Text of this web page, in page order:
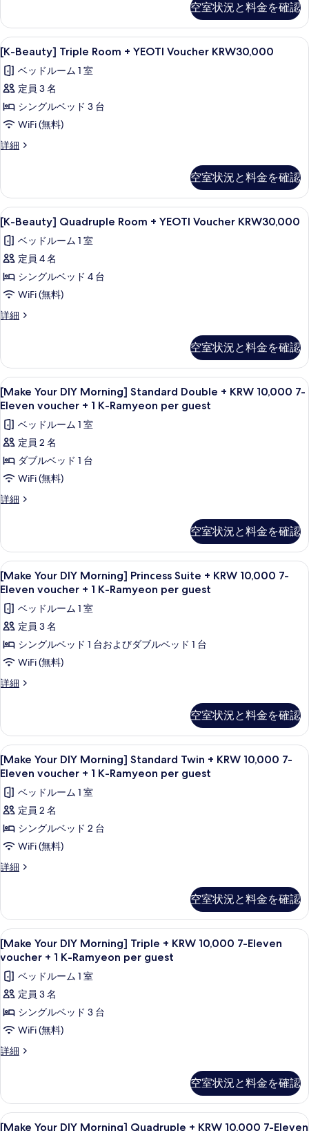
る
す
べ
て
の
写
真
を
表
る
+
YEOTI
Voucher
KRW30,000
の
詳
空室状況と料金を確認
[K-
Beauty]
Triple
Room
+
YEOTI
Voucher
KRW30,000
す
べ
て
の
写
真
を
表
る
セーフティボックス (室内)、デスク
7
[K-Beauty] Triple Room + YEOTI Voucher KRW30,000
ベッドルーム 1 室
定員 3 名
シングルベッド 3 台
WiFi (無料)
詳細
[K-
+
YEOTI
Voucher
KRW30,000
の
詳
空室状況と料金を確認
[K-
Beauty]
Quadruple
Room
+
YEOTI
Voucher
KRW30,000
す
べ
て
の
写
真
を
表
示
る
セーフティボックス (室内)、デスク
9
[K-Beauty] Quadruple Room + YEOTI Voucher KRW30,000
ベッドルーム 1 室
定員 4 名
シングルベッド 4 台
WiFi (無料)
詳細
[K-
+
YEOTI
Voucher
KRW30,000
詳
細
空室状況と料金を確認
[Make
Your
DIY
Morning]
Standard
Double
+
KRW
Eleven
voucher
+
1
K-
Ramyeon
per
guest
の
す
て
の
写
真
を
表
示
す
る
セーフティボックス (室内)、デスク
9
[Make Your DIY Morning] Standard Double + KRW 10,000 7-
Eleven voucher + 1 K-Ramyeon per guest
ベッドルーム 1 室
定員 2 名
ダブルベッド 1 台
WiFi (無料)
詳細
[Make
Standard
Double
+
KRW
7-
Eleven
voucher
+
Ramyeon
詳
細
空室状況と料金を確認
[Make
Your
DIY
Morning]
Princess
Suite
+
KRW
Eleven
voucher
+
1
K-
Ramyeon
per
guest
の
す
て
の
写
真
を
表
示
す
る
セーフティボックス (室内)、デスク
9
[Make Your DIY Morning] Princess Suite + KRW 10,000 7-
Eleven voucher + 1 K-Ramyeon per guest
ベッドルーム 1 室
定員 3 名
シングルベッド 1 台およびダブルベッド 1 台
WiFi (無料)
詳細
[Make
Princess
Suite
+
KRW
7-
Eleven
voucher
+
Ramyeon
詳
細
空室状況と料金を確認
[Make
Your
DIY
Morning]
Standard
Twin
+
KRW
Eleven
voucher
+
1
K-
Ramyeon
per
guest
の
す
て
の
セーフティボックス (室内)、デスク
7
[Make Your DIY Morning] Standard Twin + KRW 10,000 7-
Eleven voucher + 1 K-Ramyeon per guest
ベッドルーム 1 室
定員 2 名
シングルベッド 2 台
WiFi (無料)
詳細
[Make
Standard
Twin
+
KRW
7-
Eleven
voucher
+
Ramyeon
詳
細
空室状況と料金を確認
[Make
Your
DIY
Morning]
Triple
+
KRW
10,000
voucher
+
1
セーフティボックス (室内)、デスク
7
[Make Your DIY Morning] Triple + KRW 10,000 7-Eleven
voucher + 1 K-Ramyeon per guest
ベッドルーム 1 室
定員 3 名
シングルベッド 3 台
WiFi (無料)
詳細
[Make
Triple
KRW
空室状況と料金を確認
[Make
セーフティボックス (室内)、デスク
9
[Make Your DIY Morning] Quadruple + KRW 10,000 7-Eleven